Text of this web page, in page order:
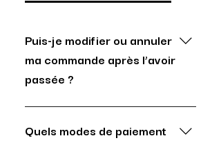
Puis-je modifier ou annuler
ma commande après l’avoir
passée ?
Oui, tant que celle-ci n’a pas encore
été traitée ou expédiée. Veuillez
Quels modes de paiement